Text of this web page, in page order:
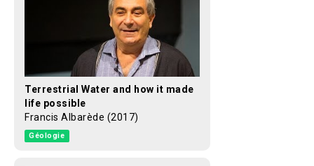
Terrestrial Water and how it made
life possible
Francis Albarède (2017)
Géologie